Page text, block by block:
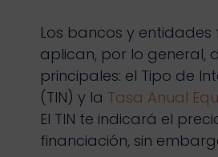
Los bancos y entidades
aplican, por lo general,
principales: el Tipo de
(TIN) y la Tasa Anual
El TIN te indicará el
financiación, sin